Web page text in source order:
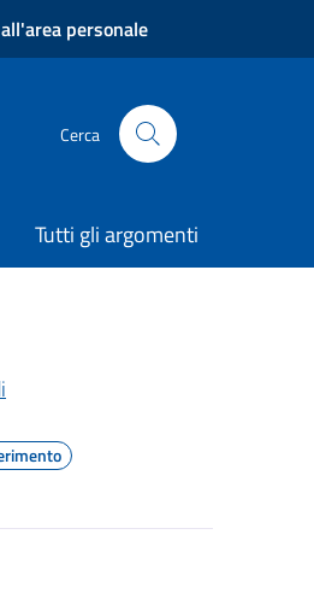
personale
Cerca
Tutti gli argomenti